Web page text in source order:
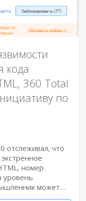
кода
360 Total
по
отслеживал, что
номер
уровень
может…